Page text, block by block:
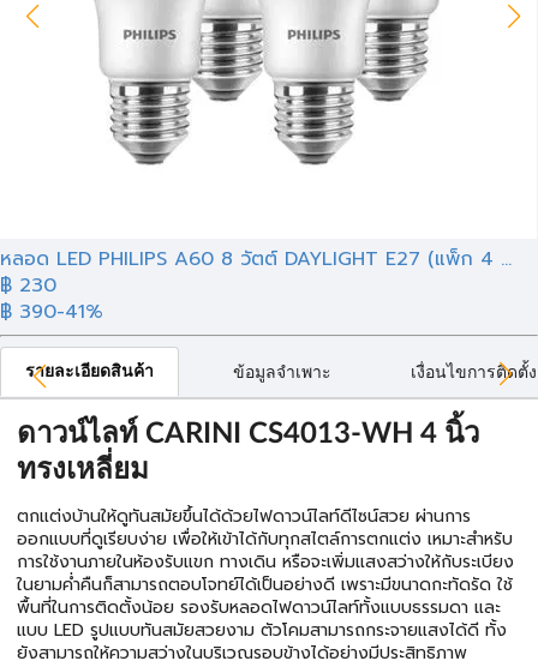
หลอด LED PHILIPS A60 8 วัตต์ DAYLIGHT E27 (แพ็ก 4 ...
฿ 230
฿ 390-41%
รายละเอียดสินค้า ข้อมูลจำเพาะ เงื่อนไขการติดตั้ง
ดาวน์ไลท์ CARINI CS4013-WH 4 นิ้ว
ทรงเหลี่ยม
ตกแต่งบ้านให้ดูทันสมัยขึ้นได้ด้วยไฟดาวน์ไลท์ดีไซน์สวย ผ่านการ
ออกแบบที่ดูเรียบง่าย เพื่อให้เข้าได้กับทุกสไตล์การตกแต่ง เหมาะสำหรับ
การใช้งานภายในห้องรับแขก ทางเดิน หรือจะเพิ่มแสงสว่างให้กับระเบียง
ในยามค่ำคืนก็สามารถตอบโจทย์ได้เป็นอย่างดี เพราะมีขนาดกะทัดรัด ใช้
พื้นที่ในการติดตั้งน้อย รองรับหลอดไฟดาวน์ไลท์ทั้งแบบธรรมดา และ
แบบ LED รูปแบบทันสมัยสวยงาม ตัวโคมสามารถกระจายแสงได้ดี ทั้ง
ยังสามารถให้ความสว่างในบริเวณรอบข้างได้อย่างมีประสิทธิภาพ